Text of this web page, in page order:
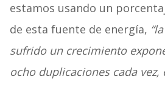
estamos usando un
de esta fuente de energía,
sufrido un crecimiento
ocho duplicaciones cada vez,